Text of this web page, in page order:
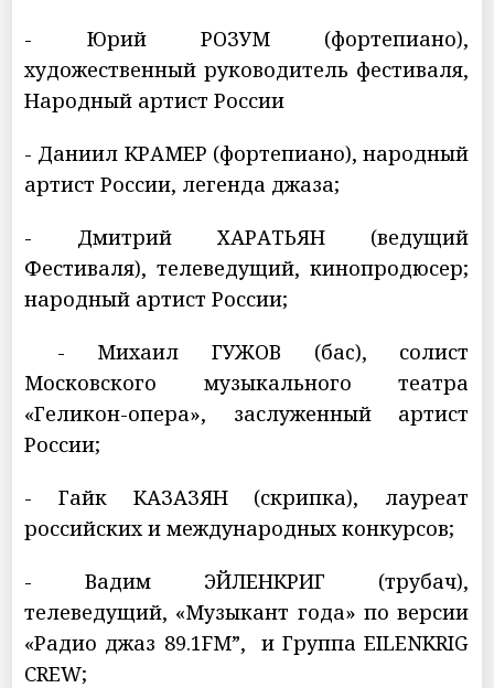
- Юрий РОЗУМ (фортепиано),
художественный руководитель фестиваля,
Народный артист России
- Даниил КРАМЕР (фортепиано), народный
артист России, легенда джаза;
- Дмитрий ХАРАТЬЯН (ведущий
Фестиваля), телеведущий, кинопродюсер;
народный артист России;
- Михаил ГУЖОВ (баc), солист
Московского музыкального театра
«Геликон-опера», заслуженный артист
России;
- Гайк КАЗАЗЯН (скрипка), лауреат
российских и международных конкурсов;
- Вадим ЭЙЛЕНКРИГ (трубач),
телеведущий, «Музыкант года» по версии
«Радио джаз 89.1FM”, и Группа EILENKRIG
CREW;